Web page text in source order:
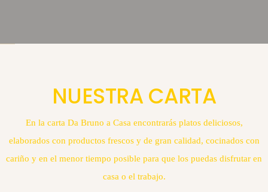
NUESTRA CARTA
En la carta Da Bruno a Casa encontrarás platos deliciosos,
elaborados con productos frescos y de gran calidad, cocinados con
cariño y en el menor tiempo posible para que los puedas disfrutar en
casa o el trabajo.